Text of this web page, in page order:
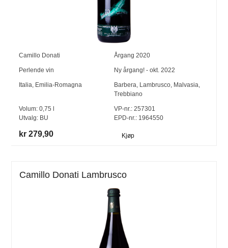
Camillo Donati Årgang 2020
Perlende vin Ny årgang! - okt. 2022
Italia, Emilia-Romagna Barbera, Lambrusco, Malvasia,
Trebbiano
Volum:0,75
Utvalg: BU
VP-nr.:257301
EPD-nr.: 1964550
kr 279,90 Kjøp
Camillo Donati Lambrusco